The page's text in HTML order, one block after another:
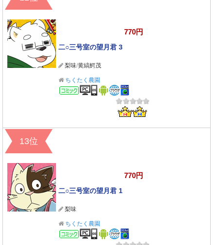
770円
二○三号室の望月君 3
梨味/黄縞鰐茂
ちくたく農園
コミック
13位
770円
二○三号室の望月君 1
梨味
ちくたく農園
コミック